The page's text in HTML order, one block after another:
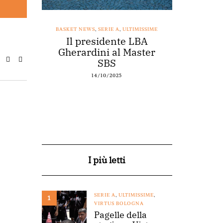
a
BASKET NEWS,SERIE A,ULTIMISSIME
Il presidente LBA
Gherardini al Master
SBS
14/10/2025
I più letti
1 SERIE A, ULTIMISSIME,
VIRTUS BOLOGNA
Pagelle della